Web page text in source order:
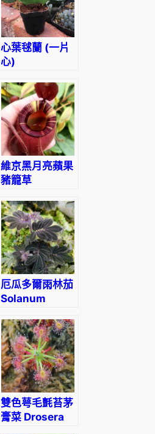
心葉毬蘭 (一片
心)
維京黑月亮蘋果
豬籠草
viking × Black
Moon Apple
厄瓜多爾雨林茄
Solanum
雙色萼毛氈苔茅
膏菜 Drosera